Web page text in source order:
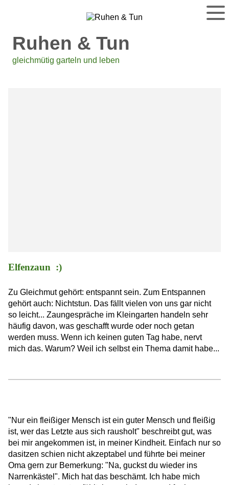
Ruhen & Tun
gleichmütig garteln und leben
Elfenzaun :)
Zu Gleichmut gehört: entspannt sein. Zum Entspannen
gehört auch: Nichtstun. Das fällt vielen von uns gar nicht
so leicht... Zaungespräche im Kleingarten handeln sehr
häufig davon, was geschafft wurde oder noch getan
werden muss. Wenn ich keinen guten Tag habe, nervt
mich das. Warum? Weil ich selbst ein Thema damit habe...
"Nur ein fleißiger Mensch ist ein guter Mensch und fleißig
ist, wer das Letzte aus sich rausholt" beschreibt gut, was
bei mir angekommen ist, in meiner Kindheit. Einfach nur so
dasitzen schien nicht akzeptabel und führte bei meiner
Oma gern zur Bemerkung: "Na, guckst du wieder ins
Narrenkästel". Mich hat das beschämt. Ich habe mich